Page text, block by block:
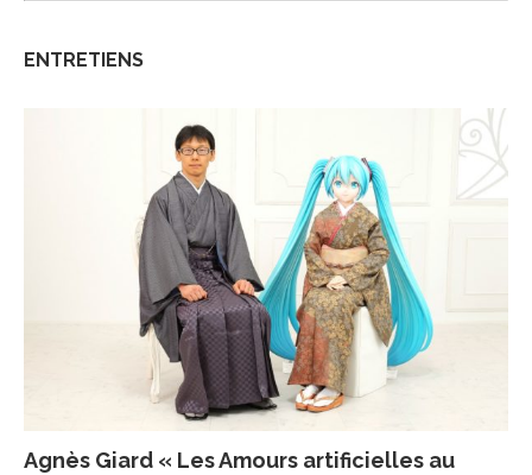
ENTRETIENS
Agnès Giard « Les Amours artificielles au